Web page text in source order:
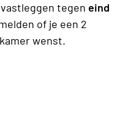
tegen eind
of je een 2
wenst.